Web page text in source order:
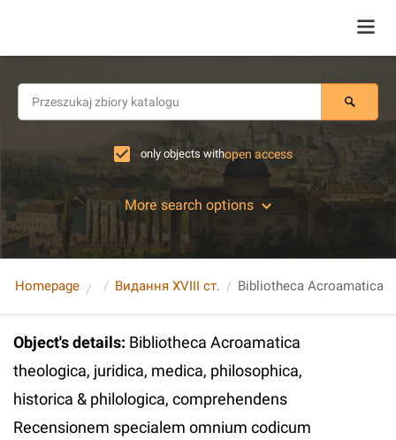
only objects withopen access
More search options
Homepage Видання XVIII ст.
Object's details: Bibliotheca Acroamatica
theologica, juridica, medica, philosophica,
historica & philologica, comprehendens
Recensionem specialem omnium codicum